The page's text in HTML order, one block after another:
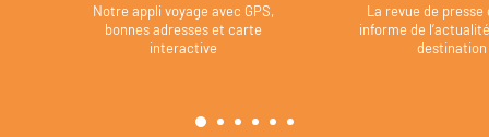
Notre appli voyage avec GPS,
bonnes adresses et carte
interactive
La revue de presse
informe de
destination